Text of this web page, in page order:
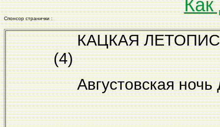
Как
Спонсор странички :
КАЦКАЯ
(4)
Августовская